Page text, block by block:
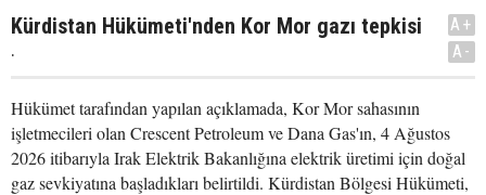
Kürdistan Hükümeti'nden Kor Mor gazı tepkisi
.
A+
A-
Hükümet tarafından yapılan açıklamada, Kor Mor sahasının
işletmecileri olan Crescent Petroleum ve Dana Gas'ın, 4 Ağustos
2026 itibarıyla Irak Elektrik Bakanlığına elektrik üretimi için doğal
gaz sevkiyatına başladıkları belirtildi. Kürdistan Bölgesi Hükümeti,